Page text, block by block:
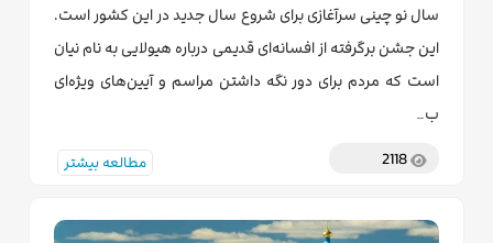
سال نو چینی سرآغازی برای شروع سال جدید در این کشور است.
این جشن برگرفته از افسانه‌ای قدیمی درباره هیولایی به نام نیان
است که مردم برای دور نگه داشتن مراسم و آیین‌های ویژه‌ای
ب…
مطالعه بیشتر